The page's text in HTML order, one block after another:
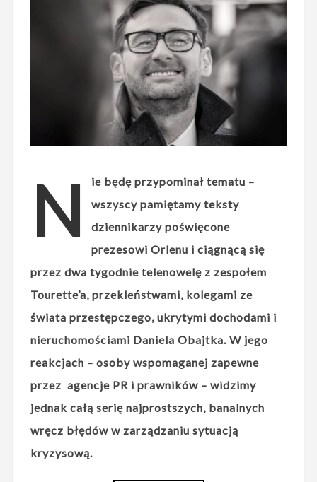
N
ie będę przypominał tematu –
wszyscy pamiętamy teksty
dziennikarzy poświęcone
prezesowi Orlenu i ciągnącą się
przez dwa tygodnie telenowelę z zespołem
Tourette’a, przekleństwami, kolegami ze
świata przestępczego, ukrytymi dochodami i
nieruchomościami Daniela Obajtka. W jego
reakcjach – osoby wspomaganej zapewne
przez agencje PR i prawników – widzimy
jednak całą serię najprostszych, banalnych
wręcz błędów w zarządzaniu sytuacją
kryzysową.